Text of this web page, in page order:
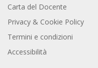
Carta del Docente
Privacy & Cookie Policy
Termini e condizioni
Accessibilità